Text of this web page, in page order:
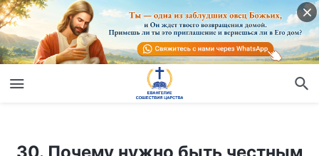
30. Почему нужно быть честным